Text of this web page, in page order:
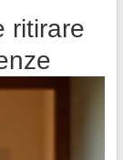
ritirare